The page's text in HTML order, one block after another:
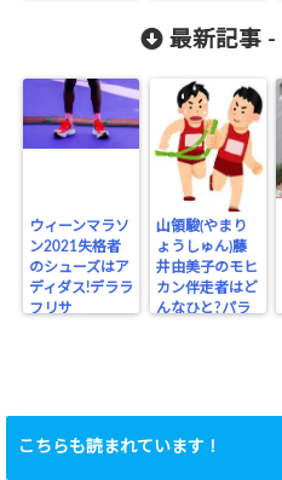
最新記事 -
ウィーンマラソ
ン2021失格者
のシューズはア
ディダス!デララ
フリサ
山領駿(やまり
ょうしゅん)藤
井由美子のモヒ
カン伴走者はど
んなひと?パラ
こちらも読まれています！